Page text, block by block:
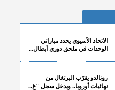
الاتحاد الآسيوي يحدد مباراتي
الوحدات في ملحق دوري أبطال...
رونالدو يقرّب البرتغال من
نهائيات أوروبا.. ويدخل سجل "غ...